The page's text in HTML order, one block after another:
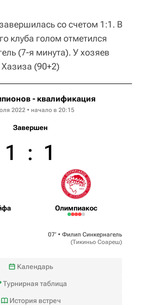
со счетом 1:1. В
клуба голом отметился
(7-я минута). У хозяев
(90+2)
- квалификация
2022 • начало в 20:15
Завершен
1 : 1
Олимпиакос
07‎’‎ • Филип Синкернагель
(Тикиньо Соареш)
Календарь
Турнирная таблица
История встреч